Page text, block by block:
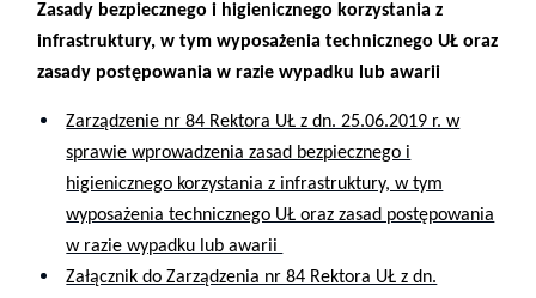
Zasady bezpiecznego i higienicznego korzystania z
infrastruktury, w tym wyposażenia technicznego UŁ oraz
zasady postępowania w razie wypadku lub awarii
Zarządzenie nr 84 Rektora UŁ z dn. 25.06.2019 r. w
sprawie wprowadzenia zasad bezpiecznego i
higienicznego korzystania z infrastruktury, w tym
wyposażenia technicznego UŁ oraz zasad postępowania
w razie wypadku lub awarii
Załącznik do Zarządzenia nr 84 Rektora UŁ z dn.